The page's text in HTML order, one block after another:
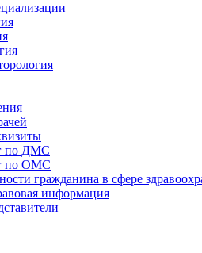
по ДМС
по ОМС
гражданина в сфере
информация